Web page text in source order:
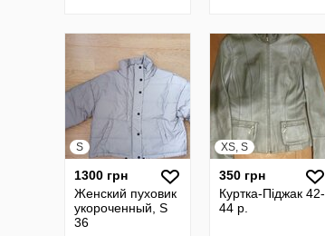
S
1300 грн
Женский пуховик
укороченный, S
36
XS, S
350 грн
Куртка-Піджак 42-
44 р.